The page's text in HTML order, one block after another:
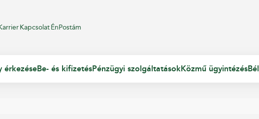
KapcsolatÉnPostám
érkezéseBe- és kifizetésPénzügyi szolgáltatásokKözmű ügyintézés